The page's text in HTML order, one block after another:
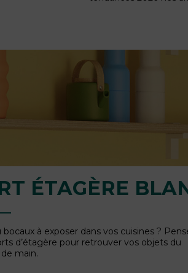
ÉTAGÈRE
à exposer dans vos cuisines ?
d’étagère pour retrouver vos objets du
main.